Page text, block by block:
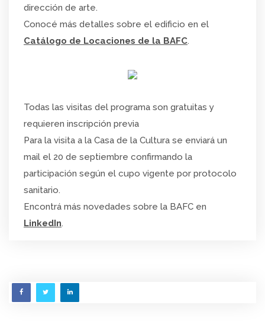
dirección de arte.
Conocé más detalles sobre el edificio en el
Catálogo de Locaciones de la BAFC.
Todas las visitas del programa son gratuitas y
requieren inscripción previa
Para la visita a la Casa de la Cultura se enviará un
mail el 20 de septiembre confirmando la
participación según el cupo vigente por protocolo
sanitario.
Encontrá más novedades sobre la BAFC en
LinkedIn.